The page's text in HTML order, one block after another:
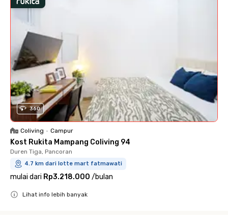
360
Coliving • Campur
Kost Rukita Mampang Coliving 94
Duren Tiga, Pancoran
4.7 km dari lotte mart fatmawati
mulai dari Rp3.218.000 /bulan
Lihat info lebih banyak